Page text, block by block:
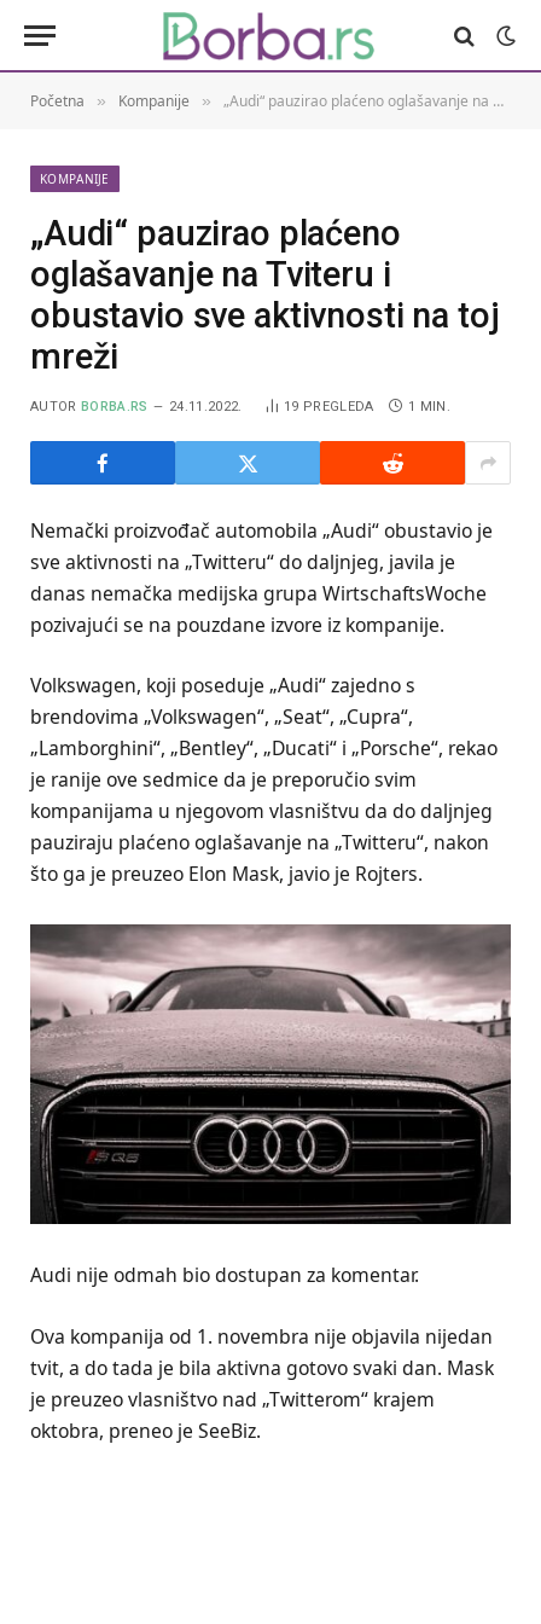
Početna » Kompanije » „Audi“ pauzirao plaćeno oglašavanje na Tviteru i obustavio sve aktivnosti na toj mreži
KOMPANIJE
„Audi“ pauzirao plaćeno
oglašavanje na Tviteru i
obustavio sve aktivnosti na toj
mreži
AUTOR BORBA.RS 24.11.2022. 19 PREGLEDA 1 MIN.
Nemački proizvođač automobila „Audi“ obustavio je
sve aktivnosti na „Twitteru“ do daljnjeg, javila je
danas nemačka medijska grupa WirtschaftsWoche
pozivajući se na pouzdane izvore iz kompanije.
Volkswagen, koji poseduje „Audi“ zajedno s
brendovima „Volkswagen“, „Seat“, „Cupra“,
„Lamborghini“, „Bentley“, „Ducati“ i „Porsche“, rekao
je ranije ove sedmice da je preporučio svim
kompanijama u njegovom vlasništvu da do daljnjeg
pauziraju plaćeno oglašavanje na „Twitteru“, nakon
što ga je preuzeo Elon Mask, javio je Rojters.
Audi nije odmah bio dostupan za komentar.
Ova kompanija od 1. novembra nije objavila nijedan
tvit, a do tada je bila aktivna gotovo svaki dan. Mask
je preuzeo vlasništvo nad „Twitterom“ krajem
oktobra, preneo je SeeBiz.